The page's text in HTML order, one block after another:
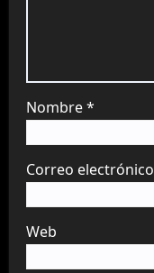
Nombre*
Correo electrónico
Web